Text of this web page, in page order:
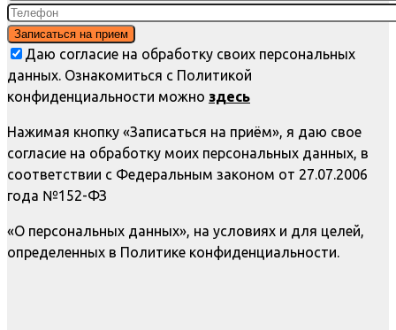
Даю согласие на обработку своих персональных
данных. Ознакомиться с Политикой
конфиденциальности можно здесь
Нажимая кнопку «Записаться на приём», я даю свое
согласие на обработку моих персональных данных, в
соответствии с Федеральным законом от 27.07.2006
года №152-ФЗ
«О персональных данных», на условиях и для целей,
определенных в Политике конфиденциальности.